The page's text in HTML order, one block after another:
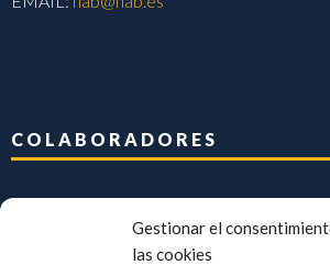
Gestionar el
las cookies
COLABORADORES